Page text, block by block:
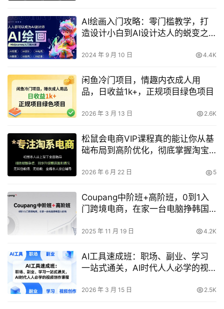
AI绘画入门攻略：零门槛教学，打
造设计小白到AI设计达人的蜕变之
2024 年 9 月 10 日 4.4K
闲鱼冷门项目，情趣内衣成人用
品，日收益1k+，正规项目绿色项目
2026 年 3 月 13 日 2.6K
松鼠会电商VIP课程真的能让你从基
础布局到高阶优化，彻底掌握淘宝
2026 年 6 月 22 日 5
Coupang中阶班+高阶班，0到1入
门跨境电商，在家一台电脑挣韩国
2025 年 11 月 19 日 4.2K
AI工具速成班：职场、副业、学习
一站式通关，AI时代人人必学的视
2026 年 3 月 15 日 2.5K